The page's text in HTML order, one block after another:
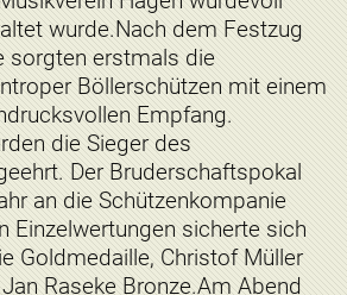
wurde.Nach dem Festzug
sorgten erstmals die
Böllerschützen mit einem
Empfang.
die Sieger des
Der Bruderschaftspokal
an die Schützenkompanie
Einzelwertungen sicherte sich
Goldmedaille, Christof Müller
Raseke Bronze.Am Abend